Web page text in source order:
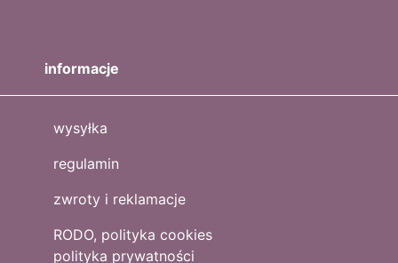
informacje
wysyłka
regulamin
zwroty i reklamacje
RODO, polityka cookies
polityka prywatności